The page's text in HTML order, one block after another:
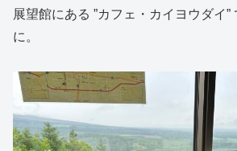
展望館にある ”カフェ・カイヨウダイ”
に。